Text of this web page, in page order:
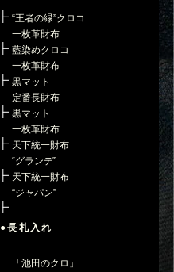
“王者の緑”クロコ
一枚革財布
藍染めクロコ
一枚革財布
黒マット
定番長財布
黒マット
一枚革財布
天下統一財布
“グランデ”
天下統一財布
“ジャパン”
●長札入れ
「池田のクロ」